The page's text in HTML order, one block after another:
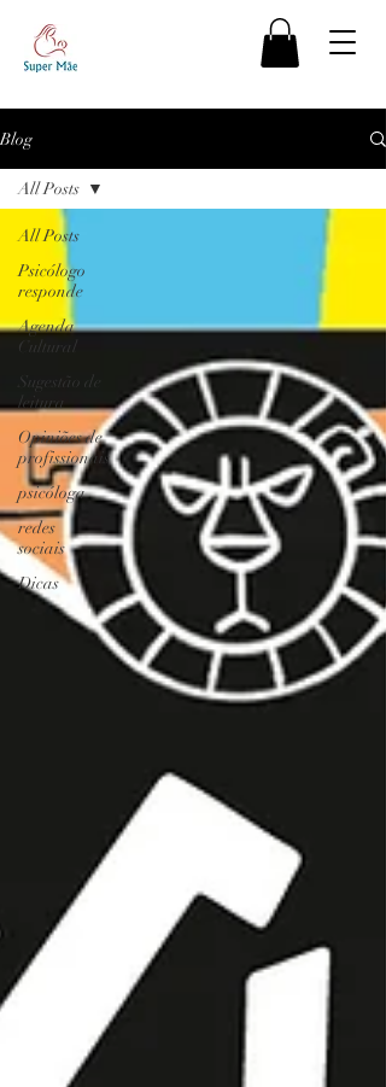
Blog
All Posts
Psicólogo
responde
Agenda
Cultural
Sugestão de
leitura
Opiniões de
profissionais
psicóloga
redes
sociais
Dicas
All Posts